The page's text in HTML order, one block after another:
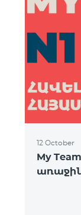
12 October
My